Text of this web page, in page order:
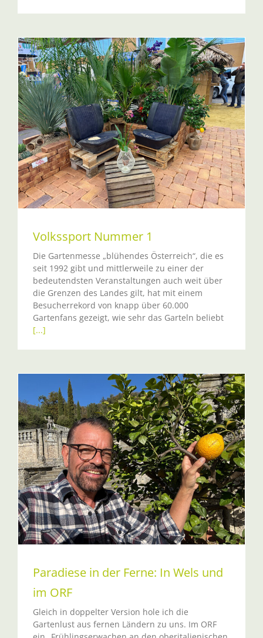
Volkssport Nummer 1
Die Gartenmesse „blühendes Österreich“, die es
seit 1992 gibt und mittlerweile zu einer der
bedeutendsten Veranstaltungen auch weit über
die Grenzen des Landes gilt, hat mit einem
Besucherrekord von knapp über 60.000
Gartenfans gezeigt, wie sehr das Garteln beliebt
[...]
Paradiese in der Ferne: In Wels und
im ORF
Gleich in doppelter Version hole ich die
Gartenlust aus fernen Ländern zu uns. Im ORF